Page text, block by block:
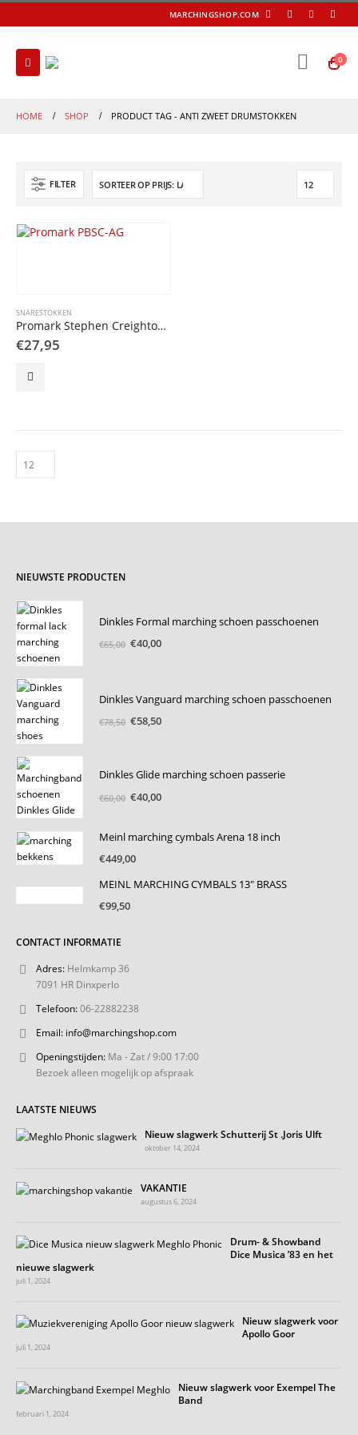
MARCHINGSHOP.COM
0
HOME SHOP PRODUCT TAG - ANTI ZWEET DRUMSTOKKEN
FILTER
SNARESTOKKEN
Promark Stephen Creighton Pipe Band Stick active grip
€27,95
NIEUWSTE PRODUCTEN
Dinkles Formal marching schoen passchoenen
€65,00 Oorspronkelijke
€40,00Huidige
Dinkles Vanguard marching schoen passchoenen
€78,50 Oorspronkelijke
€58,50Huidige
Dinkles Glide marching schoen passerie
€60,00 Oorspronkelijke
€60,00.
€40,00Huidige
€40,00.
Meinl marching cymbals Arena 18 inch
€449,00
MEINL MARCHING CYMBALS 13" BRASS
€99,50
CONTACT INFORMATIE
Adres: Helmkamp 36
7091 HR Dinxperlo
Telefoon:06-22882238
Email: info@marchingshop.com
Openingstijden: Ma - Zat / 9:00 17:00
Bezoek alleen mogelijk op afspraak
LAATSTE NIEUWS
Nieuw slagwerk Schutterij St .Joris Ulft
oktober 14, 2024
VAKANTIE
augustus 6, 2024
Drum- & Showband
Dice Musica ’83 en het
nieuwe slagwerk
juli 1, 2024
Nieuw slagwerk voor
Apollo Goor
juli 1, 2024
Nieuw slagwerk voor Exempel The
Band
februari 1, 2024